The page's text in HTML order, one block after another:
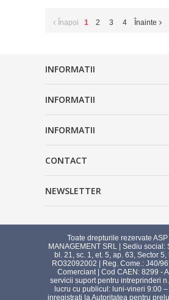
Înapoi 1 2 3 4 Înainte
INFORMATII
INFORMATII
INFORMATII
CONTACT
NEWSLETTER
Toate drepturile rezervate
MANAGEMENT SRL | Sediu social:
bl. 21, sc. 1, et. 5, ap. 63, Sector
RO32092002 | Reg. Come.: J40/
Comerciant | Cod CAEN: 8299 -
servicii suport pentru intreprinderi
lucru cu publicul: luni-vineri 9:00
inregistrati la Autoritatea pentru